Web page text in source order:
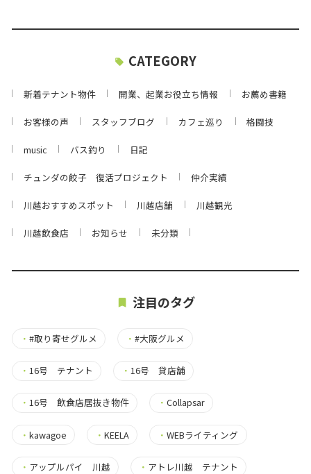
CATEGORY
新着テナント物件 開業、起業お役立ち情報 お薦め書籍
お客様の声 スタッフブログ カフェ巡り 格闘技
music バス釣り 日記
チュンダの餃子 復活プロジェクト 仲介実績
川越おすすめスポット 川越店舗 川越観光
川越飲食店 お知らせ 未分類
注目のタグ
・ #取り寄せグルメ ・#大阪グルメ
・ 16号 テナント ・16号 貸店舗
・ 16号 飲食店居抜き物件 ・Collapsar
・ kawagoe ・KEELA ・WEBライティング
・ アップルパイ 川越 ・ アトレ川越 テナント